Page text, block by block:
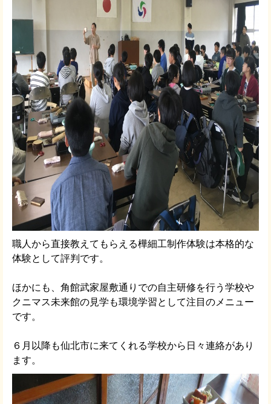
職人から直接教えてもらえる樺細工制作体験は本格的な
体験として評判です。
ほかにも、角館武家屋敷通りでの自主研修を行う学校や
クニマス未来館の見学も環境学習として注目のメニュー
です。
６月以降も仙北市に来てくれる学校から日々連絡があり
ます。